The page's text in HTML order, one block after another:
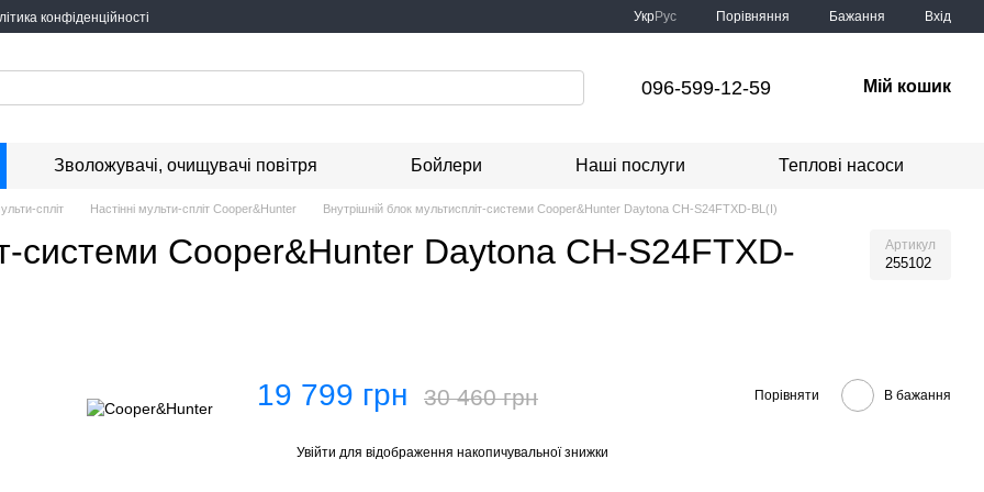
конфіденційності УкрРус Порівняння Бажання Вхід
096-599-12-59 Мій кошик
Зволожувачі, очищувачі повітря Бойлери Наші послуги Теплові насоси
спліт Настінні мульти-спліт Cooper&Hunter Внутрішній блок мультиспліт-системи Cooper&Hunter Daytona CH-S24FTXD-BL(I)
системи Cooper&Hunter Daytona CH-S24FTXD-
Артикул
255102
19 799 грн 30 460 грн Порівняти В бажання
Увійти для відображення накопичувальної знижки